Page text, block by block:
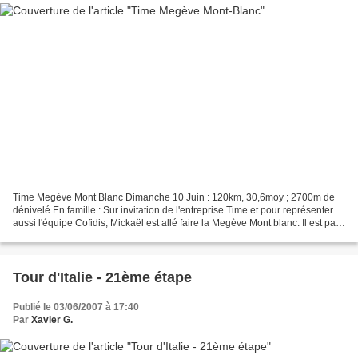
Time Megève Mont Blanc Dimanche 10 Juin : 120km, 30,6moy ; 2700m de
dénivelé En famille : Sur invitation de l'entreprise Time et pour représenter
aussi l'équipe Cofidis, Mickaël est allé faire la Megève Mont blanc. Il est parti
Tour d'Italie - 21ème étape
Publié le 03/06/2007 à 17:40
Par Xavier G.